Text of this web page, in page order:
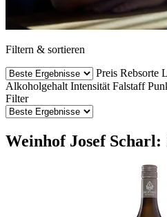
Filtern & sortieren
Preis Rebsorte
Alkoholgehalt Intensität Falstaff
Filter
Weinhof Josef